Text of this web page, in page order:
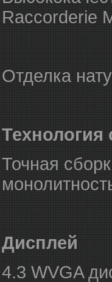
Raccorderie
Отделка
Технология
Точная
Дисплей
4.3 WVGA